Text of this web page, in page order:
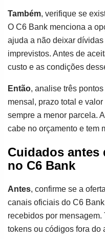
Também, verifique se
O C6 Bank menciona a
ajuda a não deixar
imprevistos. Antes de
custo e as condições
Então, analise três
mensal, prazo total e
sempre a menor parcela.
cabe no orçamento e tem
Cuidados antes
no C6 Bank
Antes, confirme se a
canais oficiais do C6
recebidos por mensagem.
tokens ou códigos fora do